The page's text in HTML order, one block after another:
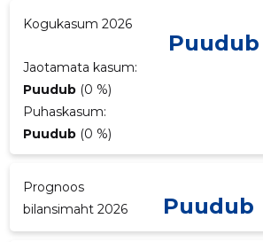
Kogukasum 2026
Puudub
Jaotamata kasum:
Puudub (0 %)
Puhaskasum:
Puudub (0 %)
Prognoos
bilansimaht 2026
Puudub